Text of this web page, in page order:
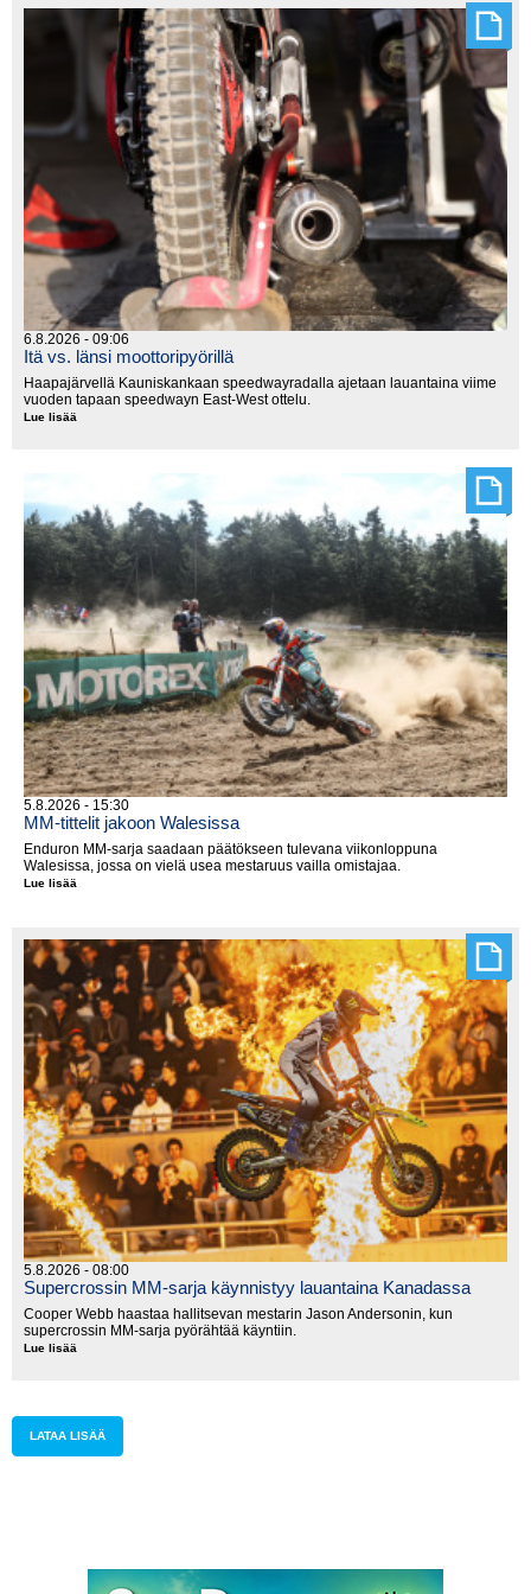
seuraavaksi
Hyvinkäällä
6.8.2026 - 09:06
Itä vs. länsi moottoripyörillä
Haapajärvellä Kauniskankaan speedwayradalla ajetaan lauantaina viime
vuoden tapaan speedwayn East-West ottelu.
Lue lisää
5.8.2026 - 15:30
MM-tittelit jakoon Walesissa
Enduron MM-sarja saadaan päätökseen tulevana viikonloppuna
Walesissa, jossa on vielä usea mestaruus vailla omistajaa.
Lue lisää
5.8.2026 - 08:00
Supercrossin MM-sarja käynnistyy lauantaina Kanadassa
Cooper Webb haastaa hallitsevan mestarin Jason Andersonin, kun
supercrossin MM-sarja pyörähtää käyntiin.
Lue lisää
lauantaina
Kanadassa
LATAA LISÄÄ